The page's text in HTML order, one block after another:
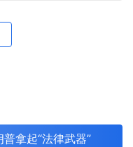
拿起“法律武器”